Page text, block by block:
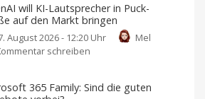
kostenlose
ChatGPT-
Versionen:
für
will KI-Lautsprecher in Puck-
auf den Markt bringen
August 2026 - 12:20 Uhr
Mel
schreiben
KI-
365 Family: Sind die guten